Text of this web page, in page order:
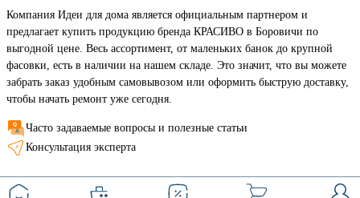
Компания Идеи для дома является официальным партнером и
предлагает купить продукцию бренда КРАСИВО в Боровичи по
выгодной цене. Весь ассортимент, от маленьких банок до крупной
фасовки, есть в наличии на нашем складе. Это значит, что вы можете
забрать заказ удобным самовывозом или оформить быструю доставку,
чтобы начать ремонт уже сегодня.
Часто задаваемые вопросы и полезные статьи
Консультация эксперта